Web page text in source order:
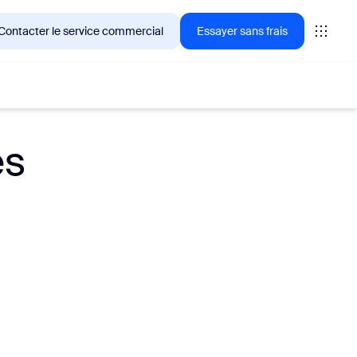
le service commercial Essayer sans frais
de Zoom en ce moment.